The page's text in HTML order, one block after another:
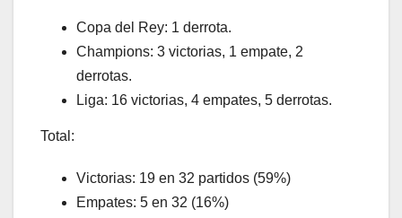
Copa del Rey: 1 derrota.
Champions: 3 victorias, 1 empate, 2
derrotas.
Liga: 16 victorias, 4 empates, 5 derrotas.
Total:
Victorias: 19 en 32 partidos (59%)
Empates: 5 en 32 (16%)